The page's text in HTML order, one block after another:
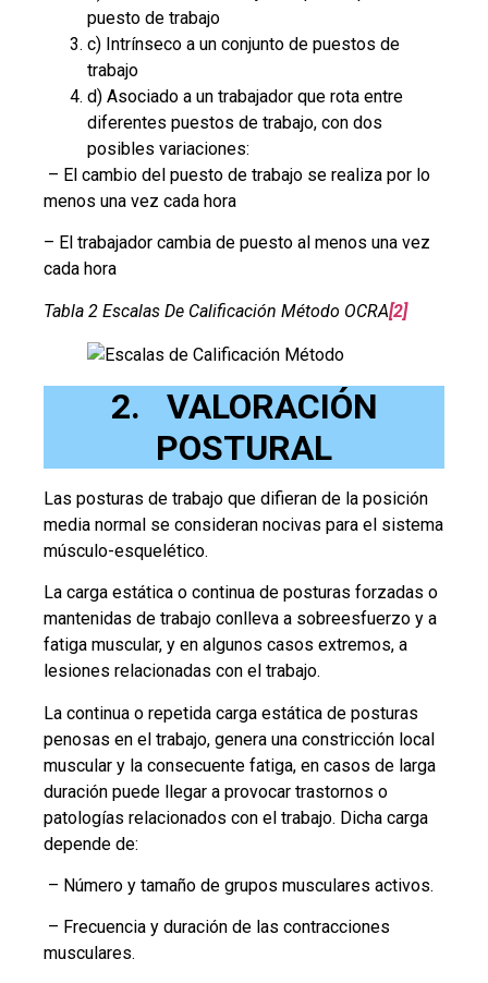
puesto de trabajo
c) Intrínseco a un conjunto de puestos de
trabajo
d) Asociado a un trabajador que rota entre
diferentes puestos de trabajo, con dos
posibles variaciones:
– El cambio del puesto de trabajo se realiza por lo
menos una vez cada hora
– El trabajador cambia de puesto al menos una vez
cada hora
Tabla 2 Escalas De Calificación Método OCRA[2]
2. VALORACIÓN
POSTURAL
Las posturas de trabajo que difieran de la posición
media normal se consideran nocivas para el sistema
músculo-esquelético.
La carga estática o continua de posturas forzadas o
mantenidas de trabajo conlleva a sobreesfuerzo y a
fatiga muscular, y en algunos casos extremos, a
lesiones relacionadas con el trabajo.
La continua o repetida carga estática de posturas
penosas en el trabajo, genera una constricción local
muscular y la consecuente fatiga, en casos de larga
duración puede llegar a provocar trastornos o
patologías relacionados con el trabajo. Dicha carga
depende de:
– Número y tamaño de grupos musculares activos.
– Frecuencia y duración de las contracciones
musculares.